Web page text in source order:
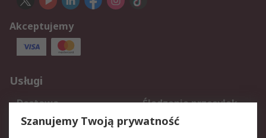
Akceptujemy
Usługi
Dostawa
Śledzenie przesyłek
Reklamacje i zwroty
Rejestracja
Szanujemy Twoją prywatność